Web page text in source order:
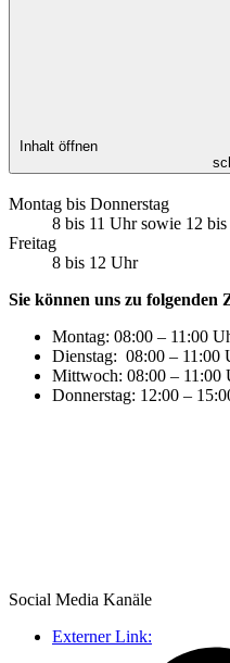
Inhalt öffnen
Montag bis Donnerstag
8 bis 11 Uhr sowie 12
Freitag
8 bis 12 Uhr
Sie können uns zu folgenden
Montag: 08:00 – 11:00
Dienstag: 08:00 – 11:00
Mittwoch: 08:00 – 11:00
Donnerstag: 12:00 –
Social Media Kanäle
Externer Link: